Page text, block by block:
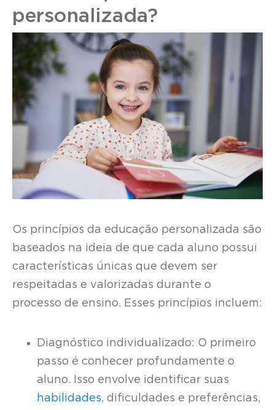
personalizada?
Os princípios da educação personalizada são
baseados na ideia de que cada aluno possui
características únicas que devem ser
respeitadas e valorizadas durante o
processo de ensino. Esses princípios incluem:
Diagnóstico individualizado: O primeiro
passo é conhecer profundamente o
aluno. Isso envolve identificar suas
habilidades, dificuldades e preferências,